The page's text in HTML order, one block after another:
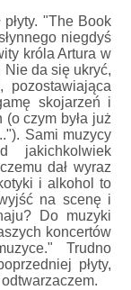
"The Book
niegdyś
króla Artura w
da się ukryć,
pozostawiająca
skojarzeń i
czym była już
Sami muzycy
jakichkolwiek
dał wyraz
i alkohol to
na scenę i
Do muzyki
koncertów
Trudno
płyty,